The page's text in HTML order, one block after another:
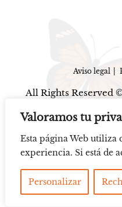
Valoramos tu
Esta página Web utiliza
experiencia. Si está de
Personalizar
Aviso legal
All Rights Reserved